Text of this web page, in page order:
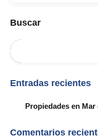
Buscar
Entradas recientes
Propiedades en Mar
Comentarios